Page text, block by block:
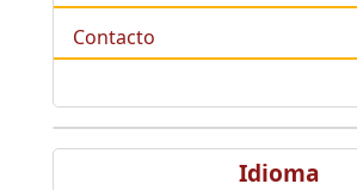
Contacto
Idioma